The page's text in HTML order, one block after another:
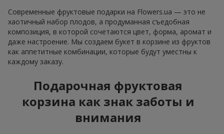
Современные фруктовые подарки на Flowers.ua — это не
хаотичный набор плодов, а продуманная съедобная
композиция, в которой сочетаются цвет, форма, аромат и
даже настроение. Мы создаем букет в корзине из фруктов
как аппетитные комбинации, которые будут уместны к
каждому заказу.
Подарочная фруктовая
корзина как знак заботы и
внимания